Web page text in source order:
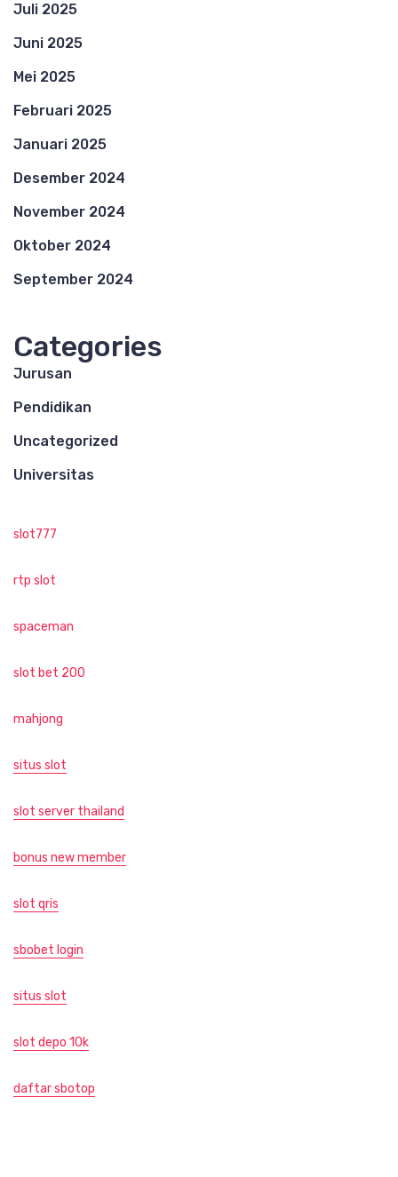
Juli 2025
Juni 2025
Mei 2025
Februari 2025
Januari 2025
Desember 2024
November 2024
Oktober 2024
September 2024
Categories
Jurusan
Pendidikan
Uncategorized
Universitas
slot777
rtp slot
spaceman
slot bet 200
mahjong
situs slot
slot server thailand
bonus new member
slot qris
sbobet login
situs slot
slot depo 10k
daftar sbotop